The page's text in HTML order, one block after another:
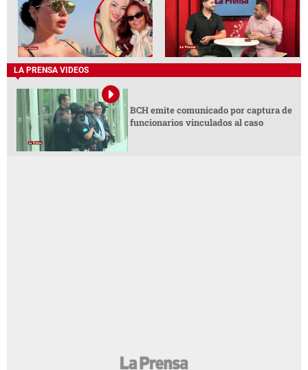
LA PRENSA VIDEOS
BCH emite comunicado por captura de
funcionarios vinculados al caso